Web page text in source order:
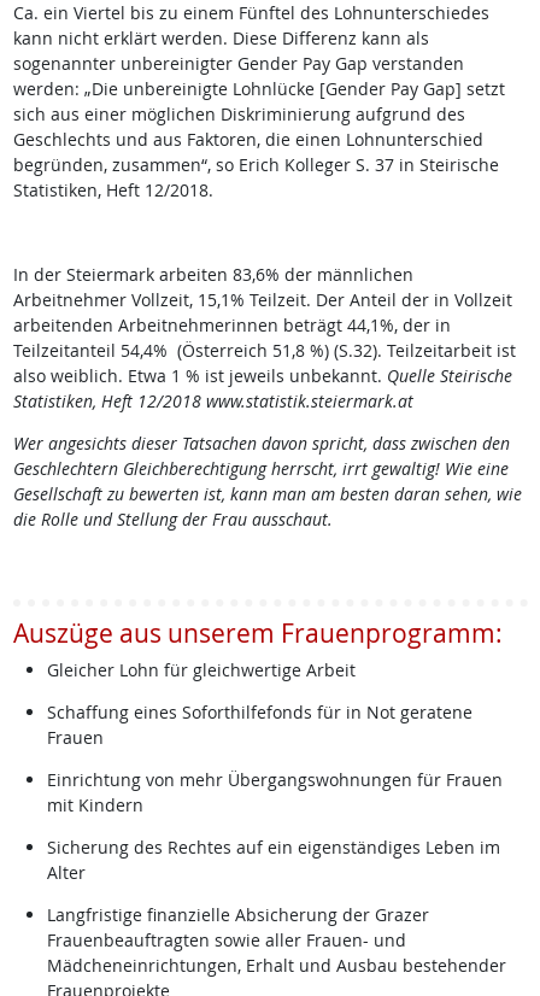
Ca. ein Viertel bis zu einem Fünftel des Lohnunterschiedes
kann nicht erklärt werden. Diese Differenz kann als
sogenannter unbereinigter Gender Pay Gap verstanden
werden: „Die unbereinigte Lohnlücke [Gender Pay Gap] setzt
sich aus einer möglichen Diskriminierung aufgrund des
Geschlechts und aus Faktoren, die einen Lohnunterschied
begründen, zusammen“, so Erich Kolleger S. 37 in Steirische
Statistiken, Heft 12/2018.
In der Steiermark arbeiten 83,6% der männlichen
Arbeitnehmer Vollzeit, 15,1% Teilzeit. Der Anteil der in Vollzeit
arbeitenden Arbeitnehmerinnen beträgt 44,1%, der in
Teilzeitanteil 54,4% (Österreich 51,8 %) (S.32). Teilzeitarbeit ist
also weiblich. Etwa 1 % ist jeweils unbekannt. Quelle Steirische
Statistiken, Heft 12/2018 www.statistik.steiermark.at
Wer angesichts dieser Tatsachen davon spricht, dass zwischen den
Geschlechtern Gleichberechtigung herrscht, irrt gewaltig! Wie eine
Gesellschaft zu bewerten ist, kann man am besten daran sehen, wie
die Rolle und Stellung der Frau ausschaut.
Auszüge aus unserem Frauenprogramm:
Gleicher Lohn für gleichwertige Arbeit
Schaffung eines Soforthilfefonds für in Not geratene
Frauen
Einrichtung von mehr Übergangswohnungen für Frauen
mit Kindern
Sicherung des Rechtes auf ein eigenständiges Leben im
Alter
Langfristige finanzielle Absicherung der Grazer
Frauenbeauftragten sowie aller Frauen- und
Mädcheneinrichtungen, Erhalt und Ausbau bestehender
Frauenprojekte